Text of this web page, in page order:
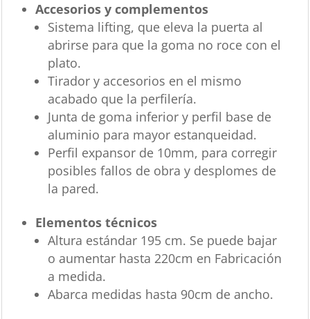
Accesorios y complementos
Sistema lifting, que eleva la puerta al
abrirse para que la goma no roce con el
plato.
Tirador y accesorios en el mismo
acabado que la perfilería.
Junta de goma inferior y perfil base de
aluminio para mayor estanqueidad.
Perfil expansor de 10mm, para corregir
posibles fallos de obra y desplomes de
la pared.
Elementos técnicos
Altura estándar 195 cm. Se puede bajar
o aumentar hasta 220cm en Fabricación
a medida.
Abarca medidas hasta 90cm de ancho.